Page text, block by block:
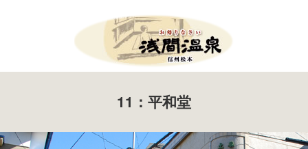
11：平和堂
お知らせ